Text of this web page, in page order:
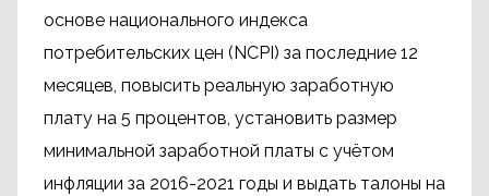
основе национального индекса
потребительских цен (NCPI) за последние 12
месяцев, повысить реальную заработную
плату на 5 процентов, установить размер
минимальной заработной платы с учётом
инфляции за 2016-2021 годы и выдать талоны на